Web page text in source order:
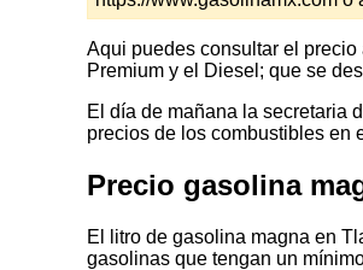
Aqui puedes consultar el
Premium y el Diesel; que se
El día de mañana la secretaria
precios de los combustibles en
Precio gasolina
El litro de gasolina magna en
gasolinas que tengan un